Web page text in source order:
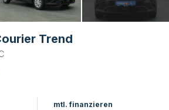
Trend
mtl. finanzieren